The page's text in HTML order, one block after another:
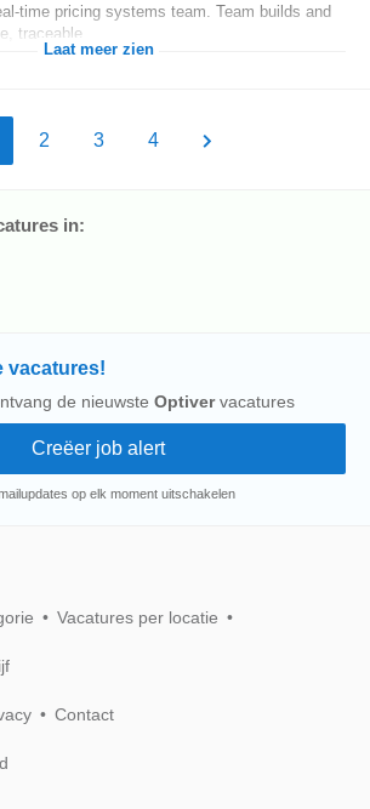
time pricing systems team. Team builds and
traceable...
Laat meer zien
2 3 4
in:
vacatures!
de nieuwste Optivervacatures
op elk moment uitschakelen
Vacatures per locatie
Contact